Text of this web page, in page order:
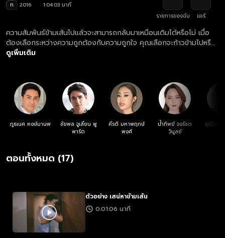
ท 2016
1:04:03 นาที
รายการของฉัน
แชร์
ความสัมพันธ์ข้ามเส้นไปแล้วจะสามารถกลับมาเหมือนเดิมได้หรือไม่ เมื่อ
ต้องเลือกระหว่างความถูกต้องกับความถูกใจ คุณเลือกจะก้าวข้ามไปหรือ
จะห้ามใจหยุดมัน?
ดูเพิ่มเติม
ภูธเนศ หงษ์มานพ
ชัยพล จูเลี่ยน พู
พาร์ต
คีรติ มหาพฤกษ์
พงศ์
น้ำทิพย์ จงรัชต
วิบูลย์
อรจิรา
ตอนทั้งหมด (17)
ตัวอย่าง เสน่หาข้ามเส้น
0:01:06 นาที